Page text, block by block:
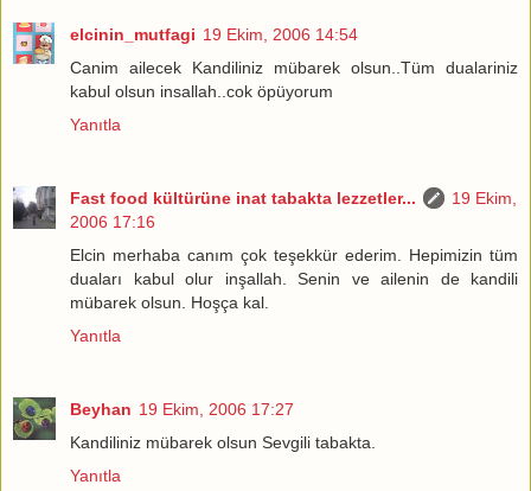
elcinin_mutfagi 19 Ekim, 2006 14:54
Canim ailecek Kandiliniz mübarek olsun..Tüm dualariniz
kabul olsun insallah..cok öpüyorum
Yanıtla
Fast food kültürüne inat tabakta lezzetler...
19 Ekim,
2006 17:16
Elcin merhaba canım çok teşekkür ederim. Hepimizin tüm
duaları kabul olur inşallah. Senin ve ailenin de kandili
mübarek olsun. Hoşça kal.
Yanıtla
Beyhan 19 Ekim, 2006 17:27
Kandiliniz mübarek olsun Sevgili tabakta.
Yanıtla